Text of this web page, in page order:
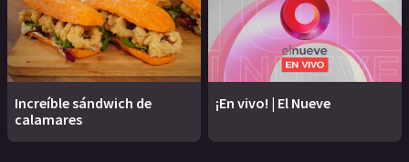
Increíble sándwich de
calamares
¡En vivo! | El Nueve